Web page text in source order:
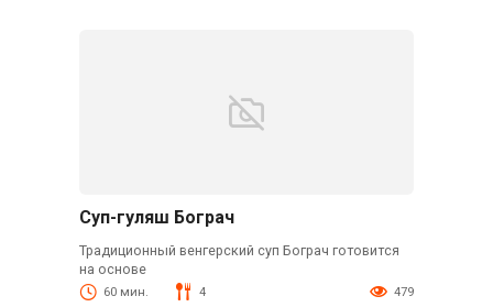
Суп-гуляш Бограч
Традиционный венгерский суп Бограч готовится
на основе
60 мин. 4 479